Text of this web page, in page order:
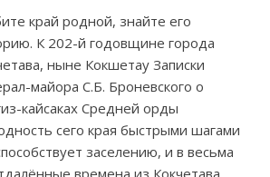
край родной, знайте его
К 202-й годовщине города
ныне Кокшетау Записки
майора С.Б. Броневского о
кайсаках Средней орды
сего края быстрыми шагами
заселению, и в весьма